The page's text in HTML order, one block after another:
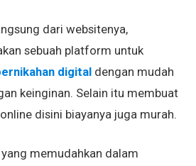
dari websitenya,
sebuah platform untuk
digitaldengan mudah
keinginan. Selain itu membuat
disini biayanya juga murah.
memudahkan dalam